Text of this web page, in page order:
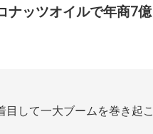
ッツオイルで年商7億
して一大ブームを巻き起